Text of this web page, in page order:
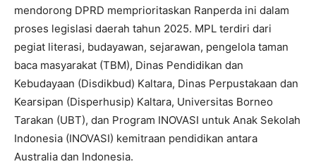
mendorong DPRD memprioritaskan Ranperda ini dalam
proses legislasi daerah tahun 2025. MPL terdiri dari
pegiat literasi, budayawan, sejarawan, pengelola taman
baca masyarakat (TBM), Dinas Pendidikan dan
Kebudayaan (Disdikbud) Kaltara, Dinas Perpustakaan dan
Kearsipan (Disperhusip) Kaltara, Universitas Borneo
Tarakan (UBT), dan Program INOVASI untuk Anak Sekolah
Indonesia (INOVASI) kemitraan pendidikan antara
Australia dan Indonesia.